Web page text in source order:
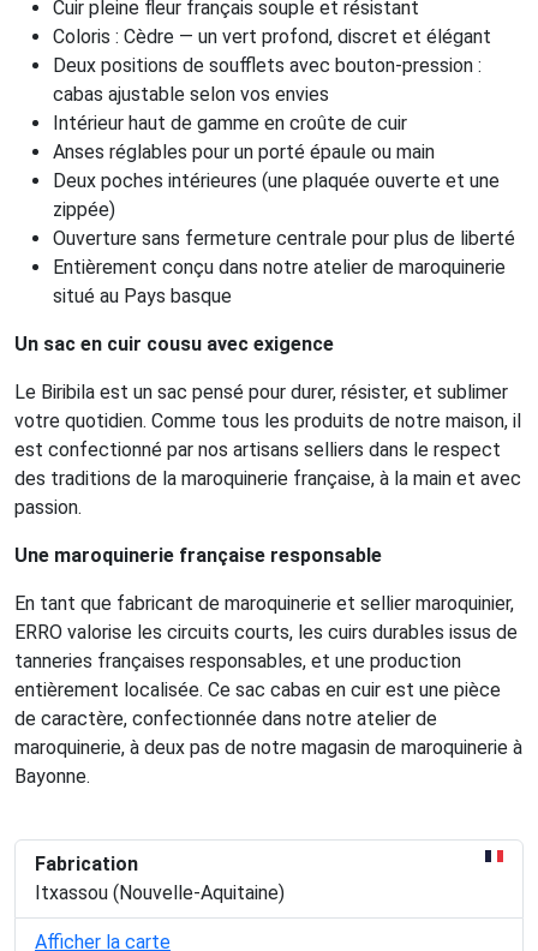
Cuir pleine fleur français souple et résistant
Coloris : Cèdre — un vert profond, discret et élégant
Deux positions de soufflets avec bouton-pression :
cabas ajustable selon vos envies
Intérieur haut de gamme en croûte de cuir
Anses réglables pour un porté épaule ou main
Deux poches intérieures (une plaquée ouverte et une
zippée)
Ouverture sans fermeture centrale pour plus de liberté
Entièrement conçu dans notre atelier de maroquinerie
situé au Pays basque
Un sac en cuir cousu avec exigence
Le Biribila est un sac pensé pour durer, résister, et sublimer
votre quotidien. Comme tous les produits de notre maison, il
est confectionné par nos artisans selliers dans le respect
des traditions de la maroquinerie française, à la main et avec
passion.
Une maroquinerie française responsable
En tant que fabricant de maroquinerie et sellier maroquinier,
ERRO valorise les circuits courts, les cuirs durables issus de
tanneries françaises responsables, et une production
entièrement localisée. Ce sac cabas en cuir est une pièce
de caractère, confectionnée dans notre atelier de
maroquinerie, à deux pas de notre magasin de maroquinerie à
Bayonne.
Fabrication
Itxassou (Nouvelle-Aquitaine)
Afficher la carte